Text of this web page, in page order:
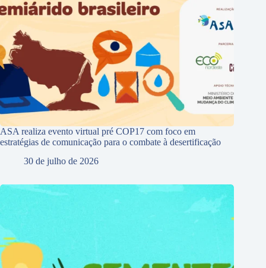
ASA realiza evento virtual pré COP17 com foco em
estratégias de comunicação para o combate à desertificação
30 de julho de 2026